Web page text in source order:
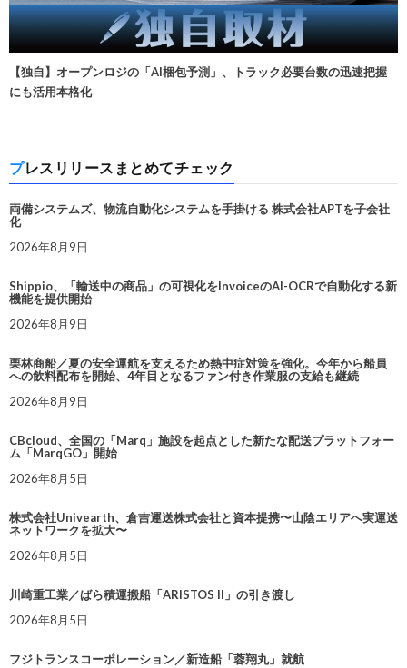
【独自】オープンロジの「AI梱包予測」、トラック必要台数の迅速把握
にも活用本格化
プレスリリースまとめてチェック
両備システムズ、物流自動化システムを手掛ける 株式会社APTを子会社
化
2026年8月9日
Shippio、「輸送中の商品」の可視化をInvoiceのAI-OCRで自動化する新
機能を提供開始
2026年8月9日
栗林商船／夏の安全運航を支えるため熱中症対策を強化。今年から船員
への飲料配布を開始、4年目となるファン付き作業服の支給も継続
2026年8月9日
CBcloud、全国の「Marq」施設を起点とした新たな配送プラットフォー
ム「MarqGO」開始
2026年8月5日
株式会社Univearth、倉吉運送株式会社と資本提携〜山陰エリアへ実運送
ネットワークを拡大〜
2026年8月5日
川崎重工業／ばら積運搬船「ARISTOS II」の引き渡し
2026年8月5日
フジトランスコーポレーション／新造船「蓉翔丸」就航